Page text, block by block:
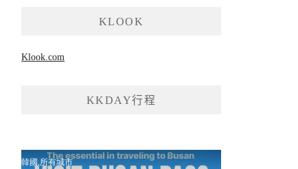
KLOOK
Klook.com
KKDAY行程